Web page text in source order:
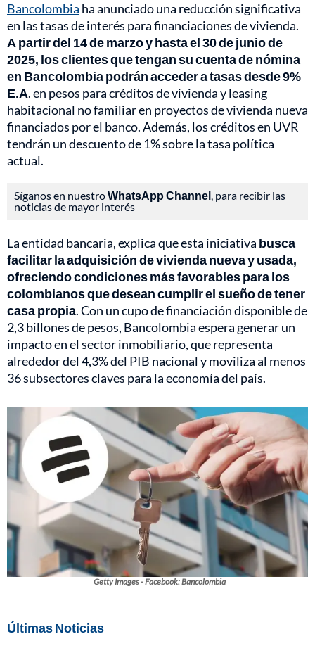
Bancolombia ha anunciado una reducción significativa
en las tasas de interés para financiaciones de vivienda.
A partir del 14 de marzo y hasta el 30 de junio de
2025, los clientes que tengan su cuenta de nómina
en Bancolombia podrán acceder a tasas desde 9%
E.A. en pesos para créditos de vivienda y leasing
habitacional no familiar en proyectos de vivienda nueva
financiados por el banco. Además, los créditos en UVR
tendrán un descuento de 1% sobre la tasa política
actual.
Síganos en nuestroWhatsApp Channel, para recibir las
noticias de mayor interés
La entidad bancaria, explica que esta iniciativa busca
facilitar la adquisición de vivienda nueva y usada,
ofreciendo condiciones más favorables para los
colombianos que desean cumplir el sueño de tener
casa propia. Con un cupo de financiación disponible de
2,3 billones de pesos, Bancolombia espera generar un
impacto en el sector inmobiliario, que representa
alrededor del 4,3% del PIB nacional y moviliza al menos
36 subsectores claves para la economía del país.
Getty Images - Facebook: Bancolombia
Últimas Noticias